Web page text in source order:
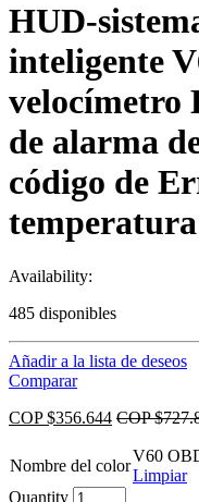
HUD-
inteligente
velocímetro
de alarma
código de
Availability:
485 disponibles
Añadir a la lista de deseos
Comparar
COP $356.644 COP $
Nombre del color
V60
Limpiar
Quantity